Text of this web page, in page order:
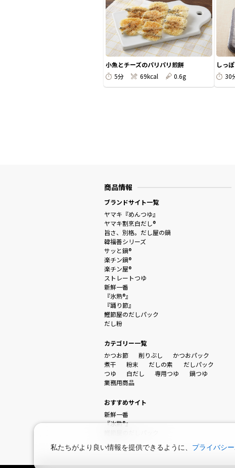
小魚とチーズのパリパリ煎餅
5分
69kcal 0.6g
しっ
30
商品情報
ブランドサイト一覧
ヤマキ『めんつゆ』
ヤマキ割烹白だし®
旨さ、別格。だし屋の鍋
韓福善シリーズ
サッと鍋®
楽チン鍋®
楽チン屋®
ストレートつゆ
新鮮一番
『氷熟®』
『踊り節』
鰹節屋のだしパック
だし粉
カテゴリー一覧
かつお節
削りぶし
かつおパック
煮干
粉末 だしの素
だしパック
つゆ
白だし 専用つゆ
鍋つゆ
業務用商品
おすすめサイト
新鮮一番
『氷熟®』
私たちがより良い情報を提供できるように、 プライバシ